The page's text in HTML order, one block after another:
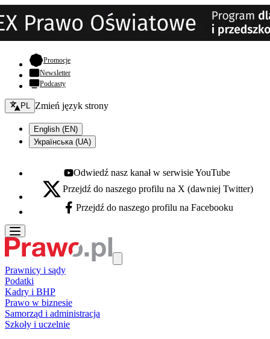
Promocje- otwiera się w nowej karcie
Newsletter
Podcasty
Zmień język - bieżący:
PL Zmień język strony
English (EN)
Українська (UA)
Youtube - otwiera się w nowej karcie
Odwiedź nasz kanał w serwisie YouTube
X - otwiera się w nowej karcie
Przejdź do naszego profilu na X (dawniej Twitter)
Facebook - otwiera się w nowej karcie
Przejdź do naszego profilu na Facebooku
Prawnicy i sądy
Podatki
Kadry i BHP
Prawo w biznesie
Samorząd i administracja
Szkoły i uczelnie